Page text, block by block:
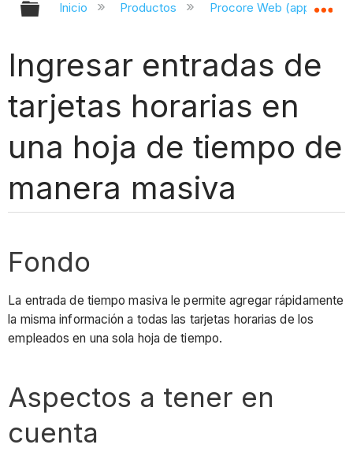
Expandir/contraer jerarquía global
Inicio Productos Procore Web
Ingresar entradas de
tarjetas horarias en
una hoja de tiempo de
manera masiva
Fondo
La entrada de tiempo masiva le permite agregar rápidamente
la misma información a todas las tarjetas horarias de los
empleados en una sola hoja de tiempo.
Aspectos a tener en
cuenta